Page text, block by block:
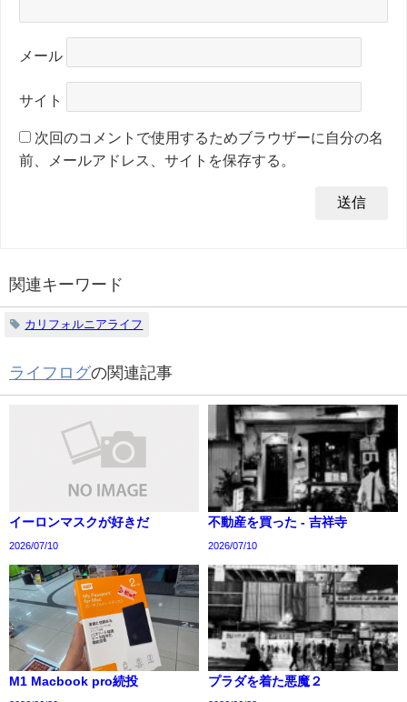
メール
サイト
次回のコメントで使用するためブラウザーに自分の名
前、メールアドレス、サイトを保存する。
関連キーワード
カリフォルニアライフ
ライフログの関連記事
イーロンマスクが好きだ
2026/07/10
不動産を買った - 吉祥寺
2026/07/10
M1 Macbook pro続投 プラダを着た悪魔２